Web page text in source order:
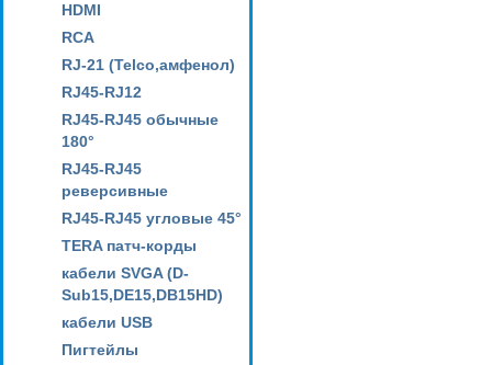
HDMI
RCA
RJ-21 (Telco,амфенол)
RJ45-RJ12
RJ45-RJ45 обычные
180°
RJ45-RJ45
реверсивные
RJ45-RJ45 угловые 45°
TERA патч-корды
кабели SVGA (D-
Sub15,DE15,DB15HD)
кабели USB
Пигтейлы